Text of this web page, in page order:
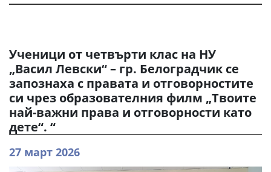
Ученици от четвърти клас на НУ
„Васил Левски“ – гр. Белоградчик се
запознаха с правата и отговорностите
си чрез образователния филм „Твоите
най-важни права и отговорности като
дете“. “
27 март 2026